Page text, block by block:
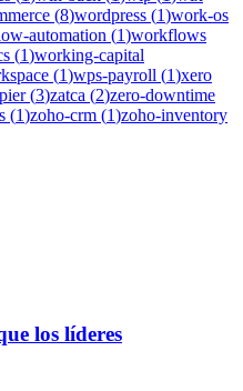
(8)wordpress (1)work-os
automation (1)workflows
(1)working-capital
(1)wps-payroll (1)xero
(3)zatca (2)zero-downtime
(1)zoho-crm (1)zoho-inventory
los líderes